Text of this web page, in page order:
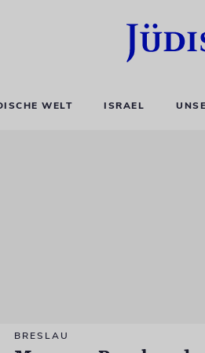
WELT ISRAEL
BRESLAU